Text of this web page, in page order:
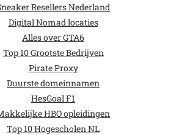
Resellers Nederland
Digital Nomad locaties
Alles over GTA6
Top 10 Grootste Bedrijven
Pirate Proxy
Duurste domeinnamen
HesGoal F1
HBO opleidingen
Top 10 Hogescholen NL